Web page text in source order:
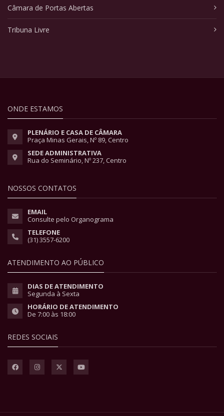
Câmara de Portas Abertas
Tribuna Livre
ONDE ESTAMOS
PLENÁRIO E CASA DE CÂMARA
Praça Minas Gerais, Nº 89, Centro
SEDE ADMINISTRATIVA
Rua do Seminário, Nº 237, Centro
NOSSOS CONTATOS
EMAIL
Consulte pelo Organograma
TELEFONE
(31) 3557-6200
ATENDIMENTO AO PÚBLICO
DIAS DE ATENDIMENTO
Segunda à Sexta
HORÁRIO DE ATENDIMENTO
De 7:00 às 18:00
REDES SOCIAIS